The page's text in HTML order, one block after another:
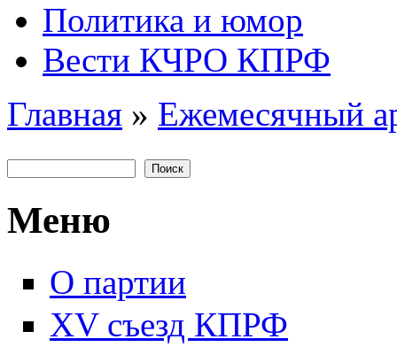
Политика и юмор
Вести КЧРО КПРФ
Вы здесь
Главная » Ежемесячный
Форма поиска
Меню
О партии
XV съезд КПРФ